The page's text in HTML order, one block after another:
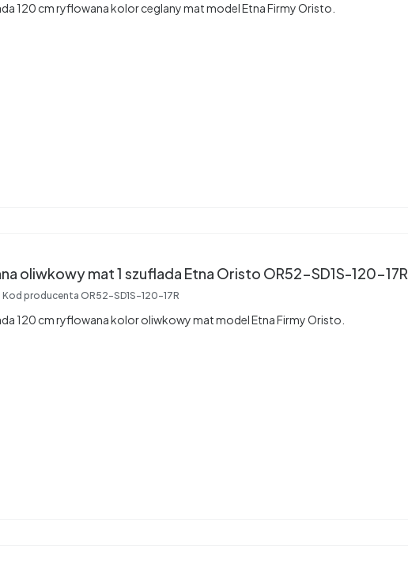
120 cm ryflowana kolor ceglany mat model Etna Firmy Oristo.
Szafka Etna 120 ryflowana oliwkowy mat 1 szuflada Etna Oristo OR52-SD1S-120-17R
Kod producenta OR52-SD1S-120-17R
120 cm ryflowana kolor oliwkowy mat model Etna Firmy Oristo.